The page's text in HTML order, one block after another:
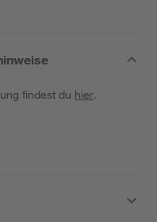
findest du hier.